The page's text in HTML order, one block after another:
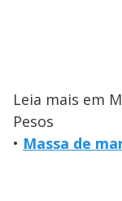
Leia mais em
Pesos
• Massa de